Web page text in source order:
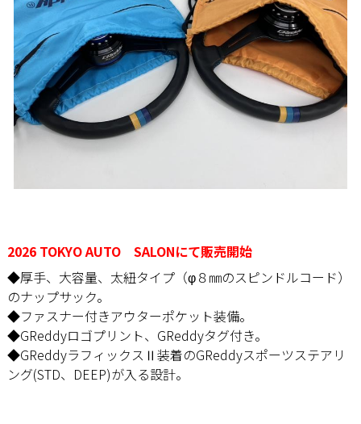
2026 TOKYO AUTO SALONにて販売開始
◆厚手、大容量、太紐タイプ（φ８㎜のスピンドルコード）
のナップサック。
◆ファスナー付きアウターポケット装備。
◆GReddyロゴプリント、GReddyタグ付き。
◆GReddyラフィックスⅡ装着のGReddyスポーツステアリ
ング(STD、DEEP)が入る設計。